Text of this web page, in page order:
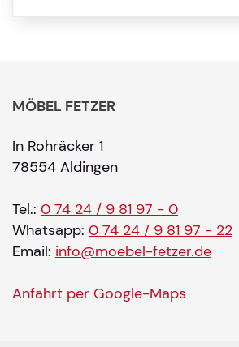
MÖBEL FETZER
In Rohräcker 1
78554 Aldingen
Tel.: 0 74 24 / 9 81 97 - 0
Whatsapp: 0 74 24 / 9 81 97 - 22
Email: info@moebel-fetzer.de
Anfahrt per Google-Maps